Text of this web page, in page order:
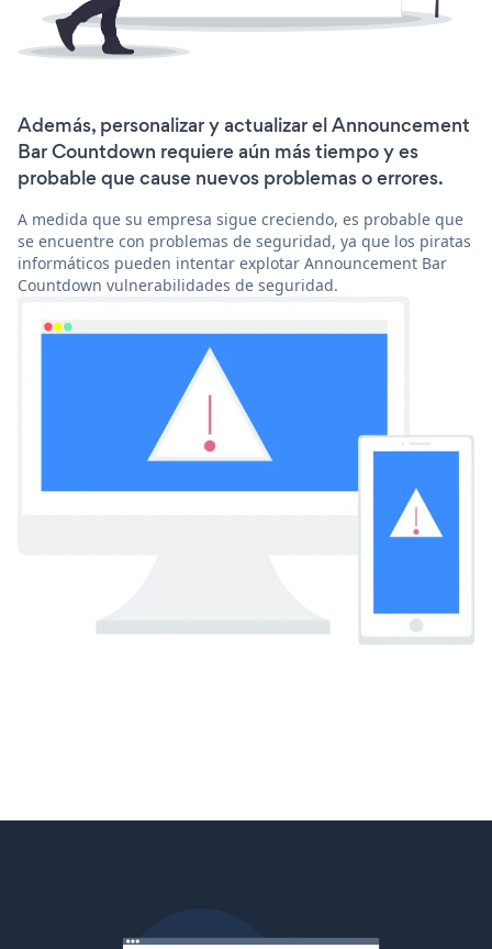
Además, personalizar y actualizar el Announcement
Bar Countdown requiere aún más tiempo y es
probable que cause nuevos problemas o errores.
A medida que su empresa sigue creciendo, es probable que
se encuentre con problemas de seguridad, ya que los piratas
informáticos pueden intentar explotar Announcement Bar
Countdown vulnerabilidades de seguridad.